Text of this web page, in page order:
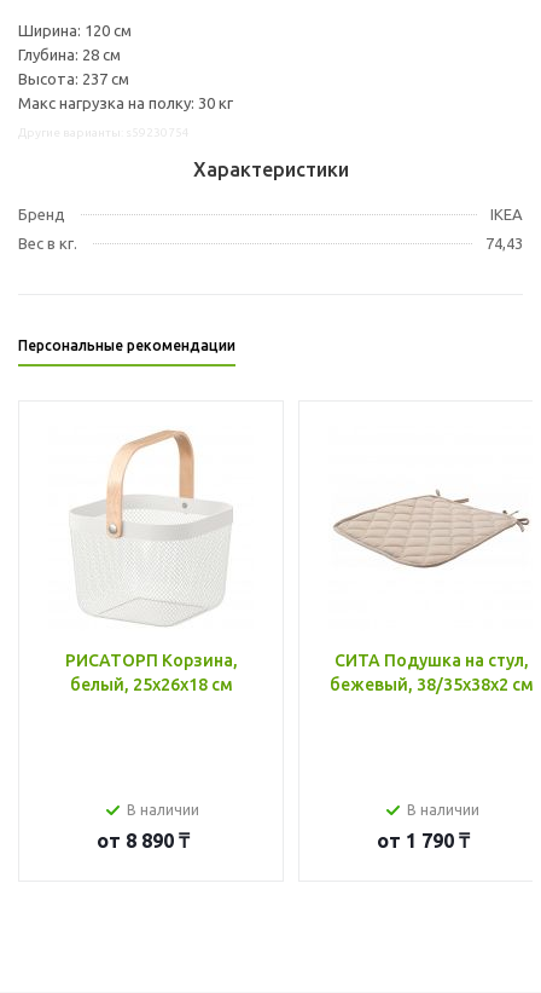
Ширина: 120 см
Глубина: 28 см
Высота: 237 см
Макс нагрузка на полку: 30 кг
Характеристики
Бренд
IKEA
Вес в кг.
74,43
Персональные рекомендации
РИСАТОРП Корзина,
белый, 25x26x18 см
В наличии
от 8 890 ₸
СИТА Подушка на стул,
бежевый, 38/35x38x2 см
В наличии
от 1 790 ₸